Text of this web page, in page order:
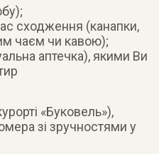
сходження (канапки,
чаєм чи кавою);
аптечка), якими Ви
«Буковель»),
зі зручностями у